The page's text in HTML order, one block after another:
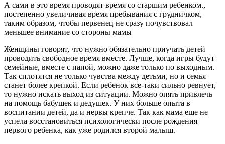
А сами в это время проводят время со старшим ребенком.,
постепенно увеличивая время пребывания с грудничком,
таким образом, чтобы первенец не сразу почувствовал
меньшее внимание со стороны мамы
Женщины говорят, что нужно обязательно приучать детей
проводить свободное время вместе. Лучше, когда игры будут
семейные, вместе с папой, можно даже только по выходным.
Так сплотятся не только чувства между детьми, но и семья
станет более крепкой. Если ребенок все-таки сильно ревнует,
то нужно искать выход из ситуации. Можно опять привлечь
на помощь бабушек и дедушек. У них больше опыта в
воспитании детей, да и нервы крепче. Так как мама еще не
успела восстановиться психологически после рождения
первого ребенка, как уже родился второй малыш.